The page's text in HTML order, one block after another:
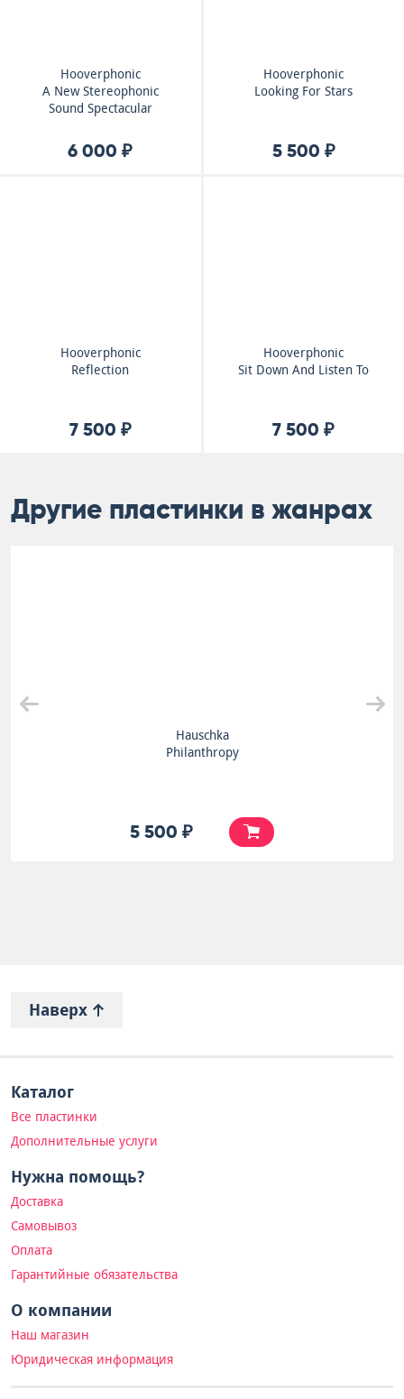
Hooverphonic
A New Stereophonic
Sound Spectacular
6 000 ₽
Hooverphonic
Looking For Stars
5 500 ₽
Hooverphonic
Reflection
7 500 ₽
Hooverphonic
Sit Down And Listen To
7 500 ₽
Другие пластинки в жанрах
Hauschka
Philanthropy
5 500 ₽
Наверх
Каталог
Все пластинки
Дополнительные услуги
Нужна помощь?
Доставка
Самовывоз
Оплата
Гарантийные обязательства
О компании
Наш магазин
Юридическая информация